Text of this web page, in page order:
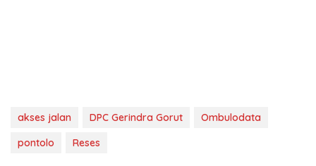
akses jalan DPC Gerindra Gorut
Ombulodata
pontolo
Reses